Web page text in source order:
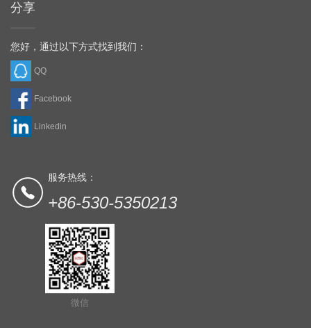
分享
您好，通过以下方式找到我们：
QQ
Facebook
Linkedin
服务热线：
+86-530-5350213
微信